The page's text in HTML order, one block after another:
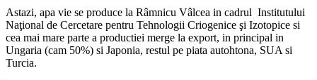
Astazi, apa vie se produce la Râmnicu Vâlcea in cadrul Institutului
Naţional de Cercetare pentru Tehnologii Criogenice şi Izotopice si
cea mai mare parte a productiei merge la export, in principal in
Ungaria (cam 50%) si Japonia, restul pe piata autohtona, SUA si
Turcia.